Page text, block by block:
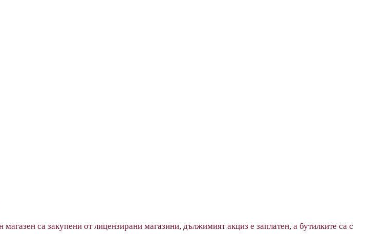
са закупени от лицензирани магазини, дължимият акциз е заплатен, а бутилките са с